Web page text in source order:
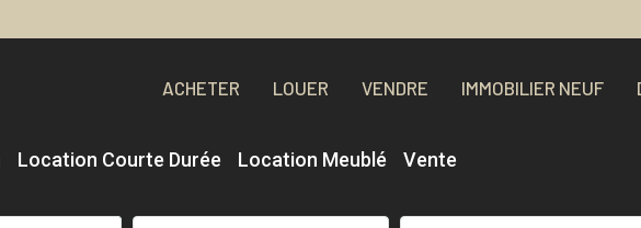
ACHETER LOUER VENDRE IMMOBILIER NEUF
Location Courte Durée Location Meublé Vente